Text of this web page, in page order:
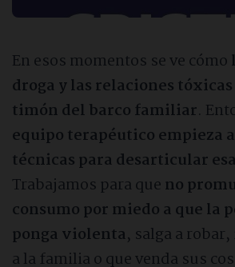
En esos momentos se ve cómo
droga y las relaciones
timón del barco familiar.
equipo terapéutico empieza
técnicas para desarticular
Trabajamos para que no
consumo por miedo a que la
ponga violenta, salga a
a la familia o que venda sus